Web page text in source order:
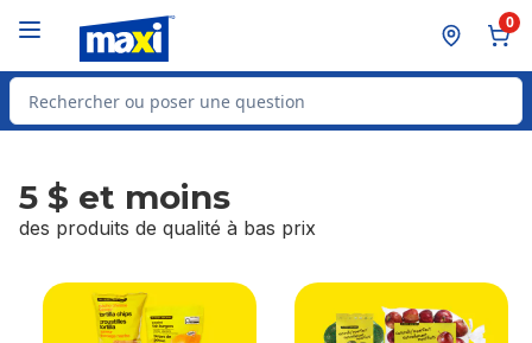
0
Rechercher des produits
5 $ et moins
des produits de qualité à bas prix
sauter 5 $ et moins